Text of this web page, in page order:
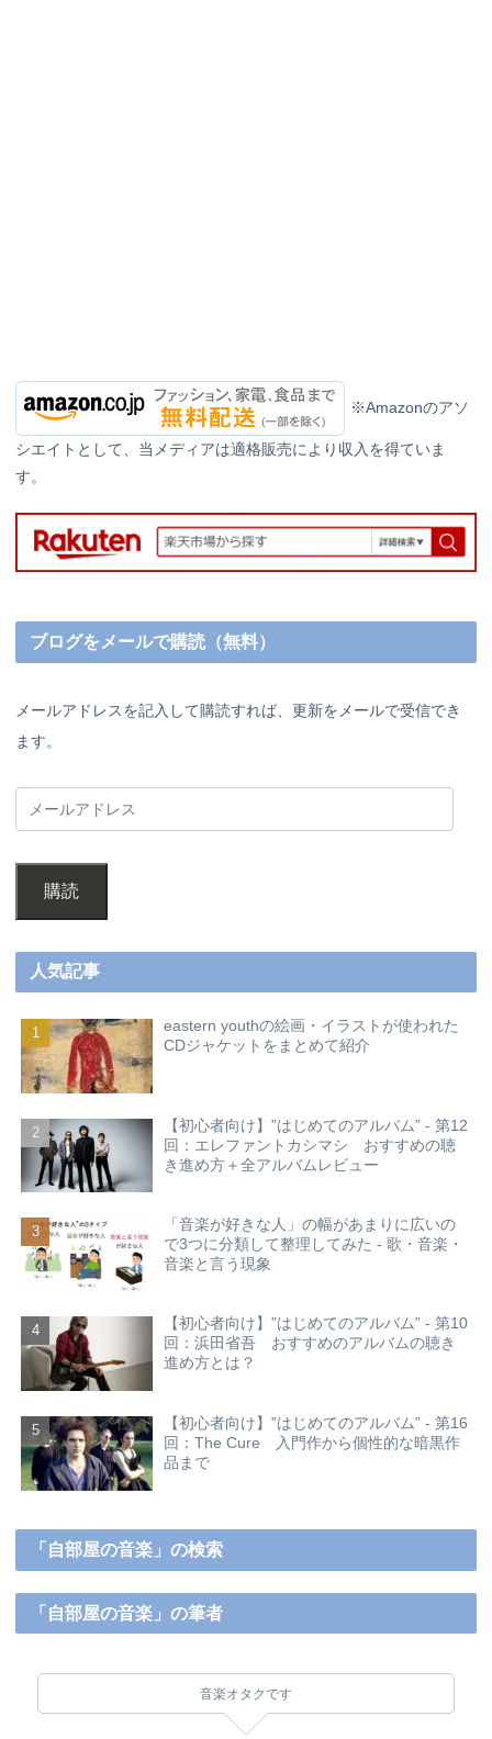
※Amazonのアソ
シエイトとして、当メディアは適格販売により収入を得ていま
す。
ブログをメールで購読（無料）
メールアドレスを記入して購読すれば、更新をメールで受信でき
ます。
購読
人気記事
eastern youthの絵画・イラストが使われた
CDジャケットをまとめて紹介
【初心者向け】”はじめてのアルバム” - 第12
回：エレファントカシマシ おすすめの聴
き進め方＋全アルバムレビュー
「音楽が好きな人」の幅があまりに広いの
で3つに分類して整理してみた - 歌・音楽・
音楽と言う現象
【初心者向け】”はじめてのアルバム” - 第10
回：浜田省吾 おすすめのアルバムの聴き
進め方とは？
【初心者向け】”はじめてのアルバム” - 第16
回：The Cure 入門作から個性的な暗黒作
品まで
「自部屋の音楽」の検索
「自部屋の音楽」の筆者
音楽オタクです